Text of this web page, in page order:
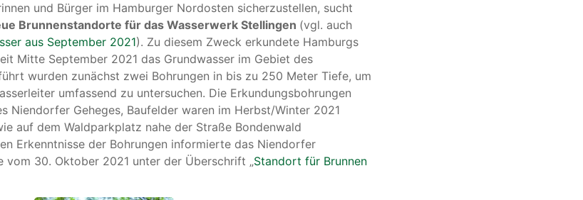
und Bürger im Hamburger Nordosten sicherzustellen, sucht
Brunnenstandorte für das Wasserwerk Stellingen (vgl. auch
aus September 2021). Zu diesem Zweck erkundete Hamburgs
Mitte September 2021 das Grundwasser im Gebiet des
wurden zunächst zwei Bohrungen in bis zu 250 Meter Tiefe, um
umfassend zu untersuchen. Die Erkundungsbohrungen
Niendorfer Geheges, Baufelder waren im Herbst/Winter 2021
auf dem Waldparkplatz nahe der Straße Bondenwald
Erkenntnisse der Bohrungen informierte das Niendorfer
vom 30. Oktober 2021 unter der Überschrift „Standort für Brunnen